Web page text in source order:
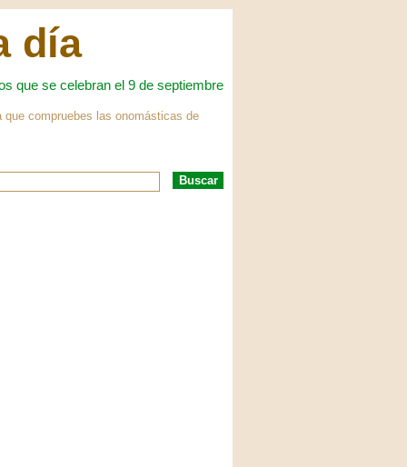
día
que se celebran el 9 de septiembre
compruebes las onomásticas de